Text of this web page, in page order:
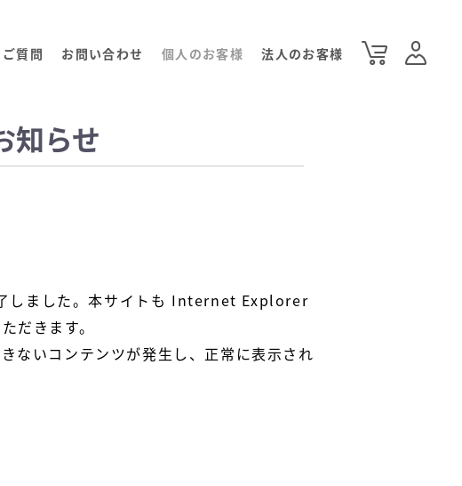
質問 お問い合わせ 個人のお客様 法人のお客様
知らせ
ました。本サイトも Internet Explorer
きます。
いコンテンツが発生し、正常に表示され